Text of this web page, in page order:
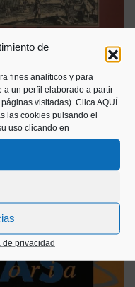
de
fines analíticos y para
a un perfil elaborado a partir
visitadas). Clica AQUÍ
las cookies pulsando el
uso clicando en
de privacidad